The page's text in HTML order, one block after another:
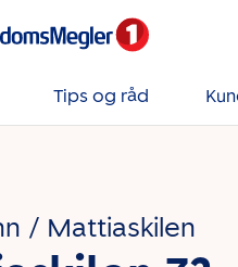
Tips og råd
/ Mattiaskilen